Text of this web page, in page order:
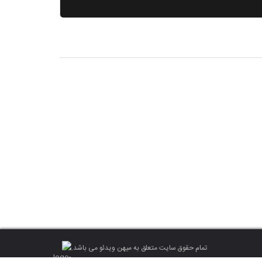
تمام حقوق سایت متعلق به میهن ویدئو می باشد.